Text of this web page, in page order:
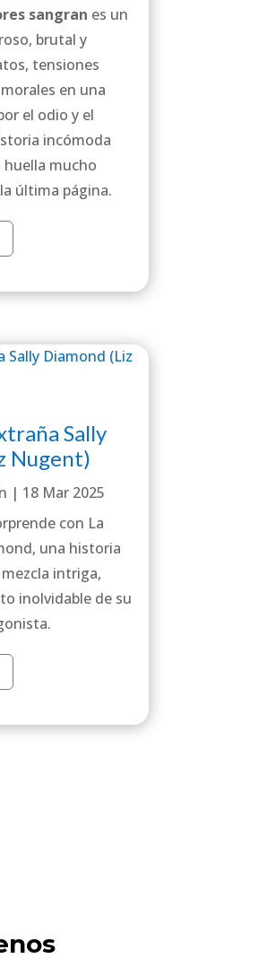
sangran es un
brutal y
tensiones
en una
el odio y el
incómoda
huella mucho
última página.
Sally
Nugent)
| 18 Mar 2025
con La
una historia
intriga,
inolvidable de su